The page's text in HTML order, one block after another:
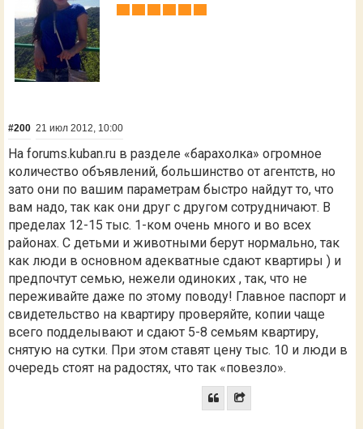
#200 21 июл 2012, 10:00
На forums.kuban.ru в разделе «барахолка» огромное
количество объявлений, большинство от агентств, но
зато они по вашим параметрам быстро найдут то, что
вам надо, так как они друг с другом сотрудничают. В
пределах 12-15 тыс. 1-ком очень много и во всех
районах. С детьми и животными берут нормально, так
как люди в основном адекватные сдают квартиры ) и
предпочтут семью, нежели одиноких , так, что не
переживайте даже по этому поводу! Главное паспорт и
свидетельство на квартиру проверяйте, копии чаще
всего подделывают и сдают 5-8 семьям квартиру,
снятую на сутки. При этом ставят цену тыс. 10 и люди в
очередь стоят на радостях, что так «повезло».